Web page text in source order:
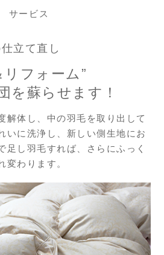
サービス
立て直し
フォーム”
を蘇らせます！
解体し、中の羽毛を取り出して
いに洗浄し、新しい側生地にお
足し羽毛すれば、さらにふっく
変わります。